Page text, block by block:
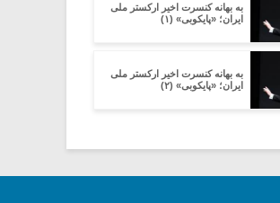
به بهانه کنسرت اخیر ارکستر ملی
ایران؛ «پایکوبی» (۱)
به بهانه کنسرت اخیر ارکستر ملی
ایران؛ «پایکوبی» (۲)